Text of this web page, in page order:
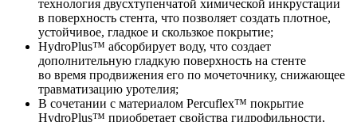
технология двусхтупенчатой химической инкрустации
в поверхность стента, что позволяет создать плотное,
устойчивое, гладкое и скользкое покрытие;
HydroPlus™ абсорбирует воду, что создает
дополнительную гладкую поверхность на стенте
во время продвижения его по мочеточнику, снижающее
травматизацию уротелия;
В сочетании с материалом Percuflex™ покрытие
HydroPlus™ приобретает свойства гидрофильности,